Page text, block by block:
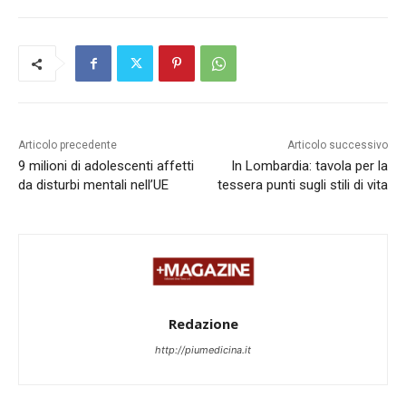
Articolo precedente
9 milioni di adolescenti affetti
da disturbi mentali nell’UE
Articolo successivo
In Lombardia: tavola per la
tessera punti sugli stili di vita
Redazione
http://piumedicina.it